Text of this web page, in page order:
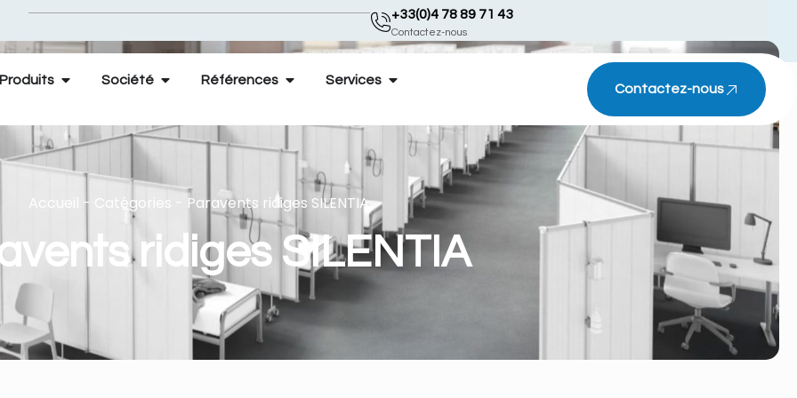
+33(0)4 78 89 71 43
Contactez-nous
Société Références Services
Contactez-nous
Accueil - Catégories Paravents ridiges SILENTIA
ridiges SILENTIA